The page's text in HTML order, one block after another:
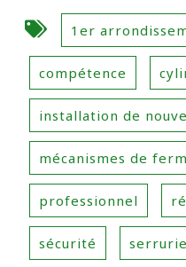
1er
compétence
installation de
mécanismes de
professionnel
sécurité